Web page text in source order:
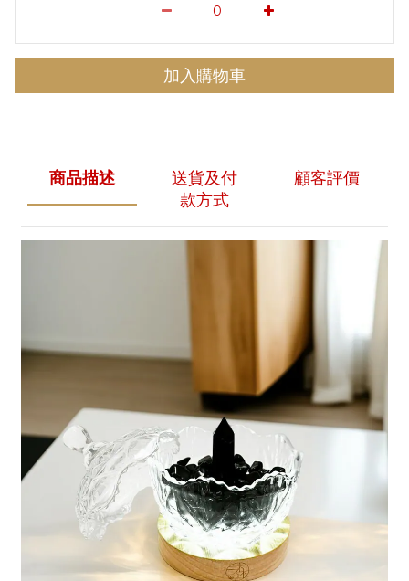
加入購物車
商品描述
送貨及付
款方式
顧客評價